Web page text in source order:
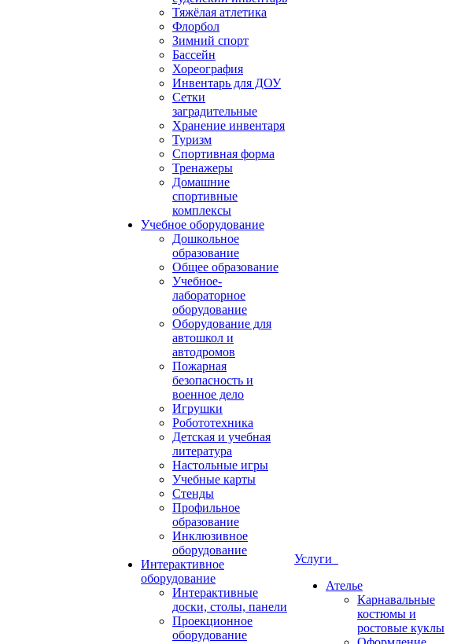
Тяжёлая атлетика
Флорбол
Зимний спорт
Бассейн
Хореография
Инвентарь для ДОУ
Сетки
заградительные
Хранение инвентаря
Туризм
Спортивная форма
Тренажеры
Домашние
спортивные
комплексы
Учебное оборудование
Дошкольное
образование
Общее образование
Учебное-
лабораторное
оборудование
Оборудование для
автошкол и
автодромов
Пожарная
безопасность и
военное дело
Игрушки
Робототехника
Детская и учебная
литература
Настольные игры
Учебные карты
Стенды
Профильное
образование
Инклюзивное
оборудование
Интерактивное
оборудование
Интерактивные
доски, столы, панели
Проекционное
оборудование
Услуги
Ателье
Карнавальные
костюмы и
ростовые куклы